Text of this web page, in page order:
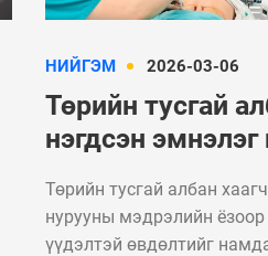
НИЙГЭМ 2026-03-06
Төрийн тусгай
нэгдсэн
үрэвссэнээс
өвдөлтийг
Төрийн тусгай албан
нурууны мэдрэлийн
үүдэлтэй өвдөлтийг